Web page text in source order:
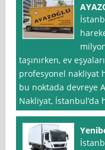
taşınırken, ev
profesyonel nakliyat
bu noktada devreye
Nakliyat, İstanbul’da